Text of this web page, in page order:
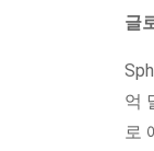
글
억
로